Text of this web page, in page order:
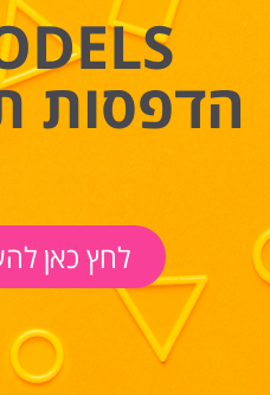
הדפסות
לחץ כאן